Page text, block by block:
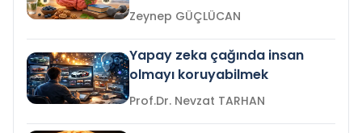
Zeynep GÜÇLÜCAN
Yapay zeka çağında insan
olmayı koruyabilmek
Prof.Dr. Nevzat TARHAN